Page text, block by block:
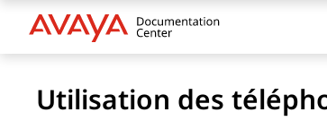
Utilisation des